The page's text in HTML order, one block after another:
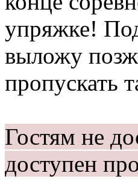
упряжке!
выложу
пропускать
Гостям не
доступен